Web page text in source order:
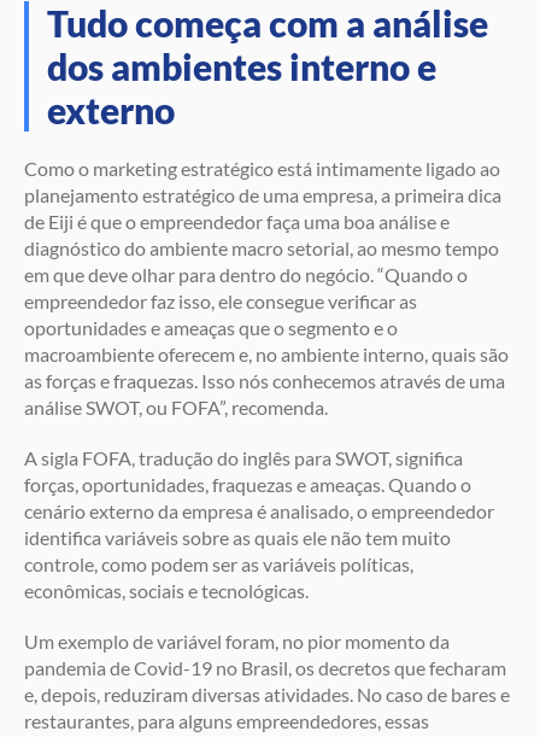
Tudo começa com a análise
dos ambientes interno e
externo
Como o marketing estratégico está intimamente ligado ao
planejamento estratégico de uma empresa, a primeira dica
de Eiji é que o empreendedor faça uma boa análise e
diagnóstico do ambiente macro setorial, ao mesmo tempo
em que deve olhar para dentro do negócio. “Quando o
empreendedor faz isso, ele consegue verificar as
oportunidades e ameaças que o segmento e o
macroambiente oferecem e, no ambiente interno, quais são
as forças e fraquezas. Isso nós conhecemos através de uma
análise SWOT, ou FOFA”, recomenda.
A sigla FOFA, tradução do inglês para SWOT, significa
forças, oportunidades, fraquezas e ameaças. Quando o
cenário externo da empresa é analisado, o empreendedor
identifica variáveis sobre as quais ele não tem muito
controle, como podem ser as variáveis políticas,
econômicas, sociais e tecnológicas.
Um exemplo de variável foram, no pior momento da
pandemia de Covid-19 no Brasil, os decretos que fecharam
e, depois, reduziram diversas atividades. No caso de bares e
restaurantes, para alguns empreendedores, essas